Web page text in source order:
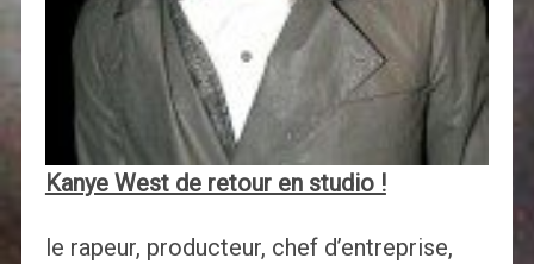
Kanye West de retour en studio !
le rapeur, producteur, chef d’entreprise,